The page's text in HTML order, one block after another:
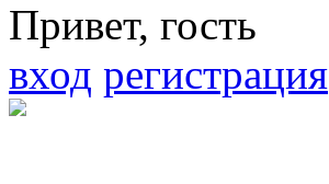
Привет, гость
вход регистрация